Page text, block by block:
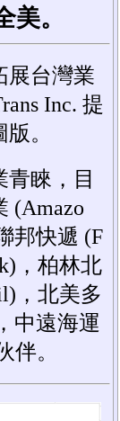
。
展台灣業
Inc. 提
。
睞，目
(Amazo
邦快遞 (F
，柏林北
，北美多
中遠海運
伴。